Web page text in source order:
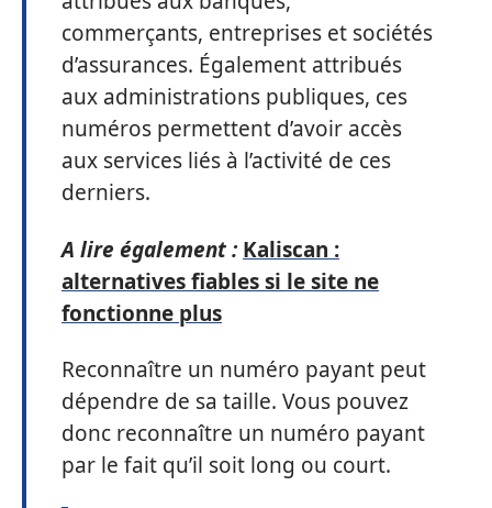
commerçants, entreprises et sociétés
d’assurances. Également attribués
aux administrations publiques, ces
numéros permettent d’avoir accès
aux services liés à l’activité de ces
derniers.
A lire également : Kaliscan :
alternatives fiables si le site ne
fonctionne plus
Reconnaître un numéro payant peut
dépendre de sa taille. Vous pouvez
donc reconnaître un numéro payant
par le fait qu’il soit long ou court.